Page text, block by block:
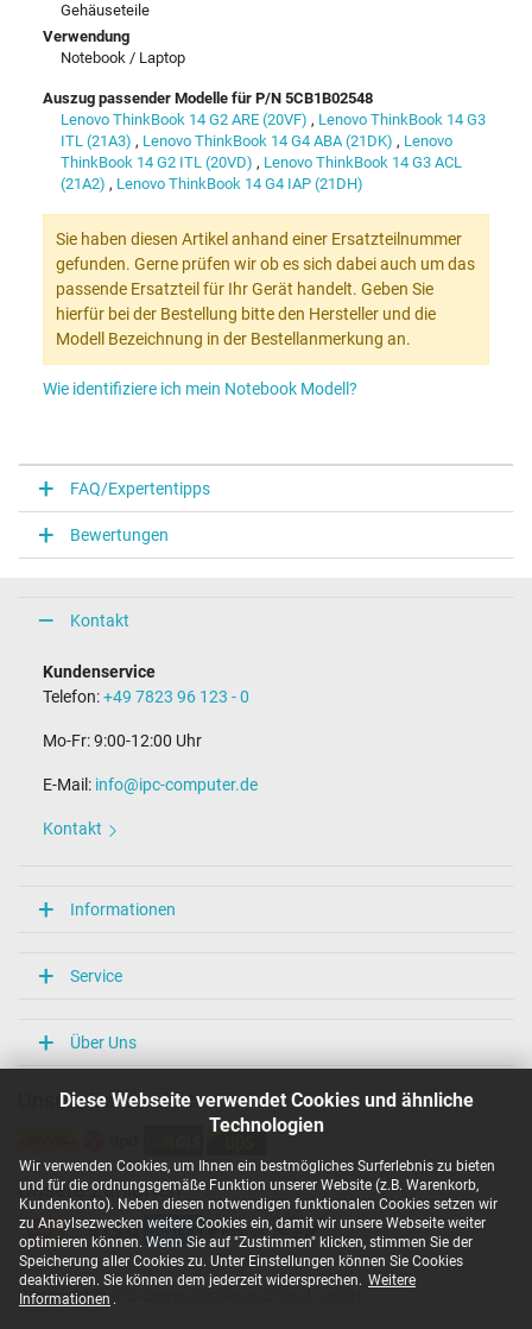
Diese Webseite verwendet Cookies und ähnliche
Technologien
Wir verwenden Cookies, um Ihnen ein bestmögliches Surferlebnis zu bieten
und für die ordnungsgemäße Funktion unserer Website (z.B. Warenkorb,
Kundenkonto). Neben diesen notwendigen funktionalen Cookies setzen wir
zu Anaylsezwecken weitere Cookies ein, damit wir unsere Webseite weiter
optimieren können. Wenn Sie auf "Zustimmen" klicken, stimmen Sie der
Speicherung aller Cookies zu. Unter Einstellungen können Sie Cookies
deaktivieren. Sie können dem jederzeit widersprechen. Weitere
Informationen .
Gehäuseteile
Verwendung
Notebook / Laptop
Auszug passender Modelle für P/N 5CB1B02548
Lenovo ThinkBook 14 G2 ARE (20VF) , Lenovo ThinkBook 14 G3
ITL (21A3) , Lenovo ThinkBook 14 G4 ABA (21DK) , Lenovo
ThinkBook 14 G2 ITL (20VD) , Lenovo ThinkBook 14 G3 ACL
(21A2) , Lenovo ThinkBook 14 G4 IAP (21DH)
Sie haben diesen Artikel anhand einer Ersatzteilnummer
gefunden. Gerne prüfen wir ob es sich dabei auch um das
passende Ersatzteil für Ihr Gerät handelt. Geben Sie
hierfür bei der Bestellung bitte den Hersteller und die
Modell Bezeichnung in der Bestellanmerkung an.
Wie identifiziere ich mein Notebook Modell?
FAQ/Expertentipps
Bewertungen
Kontakt
Kundenservice
Telefon:+49 7823 96 123 - 0
Mo-Fr: 9:00-12:00 Uhr
E-Mail: info@ipc-computer.de
Kontakt
Informationen
Service
Über Uns
Unsere Versandarten
Unsere Zahlarten
Copyright ©